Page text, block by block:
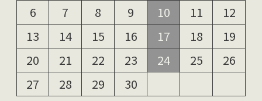
6
7 8 9 10 11
12
13
14 15 16 17 18
19
20
21 22 23 24 25
26
27
28 29 30